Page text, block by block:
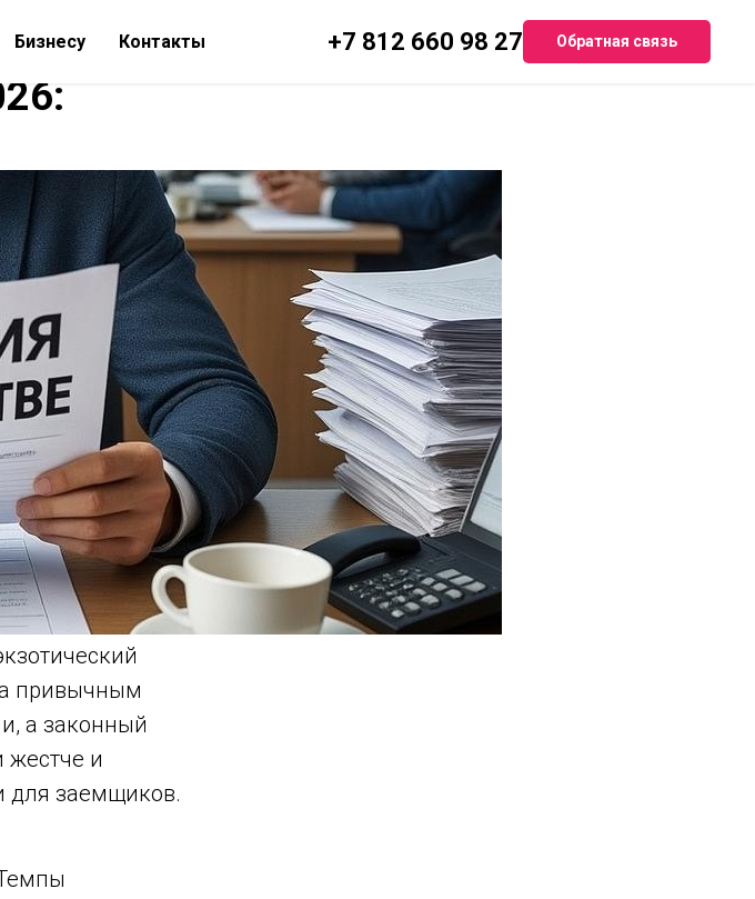
Бизнесу Контакты +7 812 660 98 27 Обратная связь
привычным
а законный
жестче и
для заемщиков.